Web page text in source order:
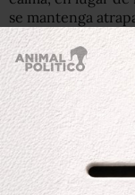
se mantenga
Cualquier cosa
flotar mejorará
Una escuela de
Coast, Australia,
encuentre a la
esté flotando